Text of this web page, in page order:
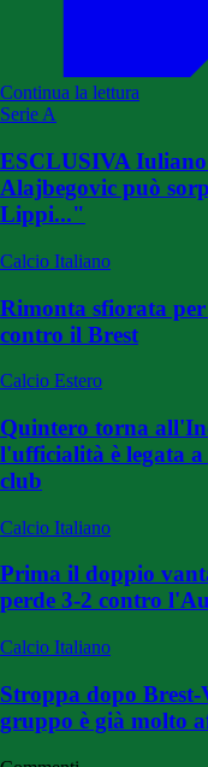
Continua la lettura
Serie A
ESCLUSIVA
Alajbegovic può
Lippi..."
Calcio Italiano
Rimonta sfiorata
contro il Brest
Calcio Estero
Quintero torna
l'ufficialità è legata
club
Calcio Italiano
Prima il doppio
perde 3-2 contro
Calcio Italiano
Stroppa dopo
gruppo è già molto